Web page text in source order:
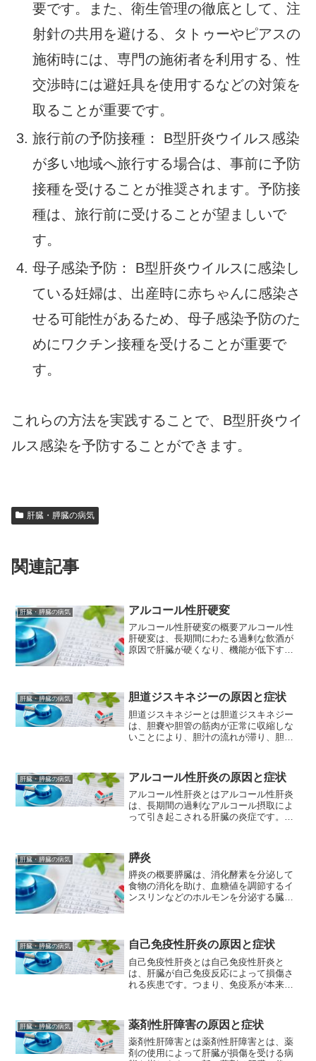
要です。また、衛生管理の徹底として、注
射針の共用を避ける、タトゥーやピアスの
施術時には、専門の施術者を利用する、性
交渉時には避妊具を使用するなどの対策を
取ることが重要です。
旅行前の予防接種： B型肝炎ウイルス感染
が多い地域へ旅行する場合は、事前に予防
接種を受けることが推奨されます。予防接
種は、旅行前に受けることが望ましいで
す。
母子感染予防： B型肝炎ウイルスに感染し
ている妊婦は、出産時に赤ちゃんに感染さ
せる可能性があるため、母子感染予防のた
めにワクチン接種を受けることが重要で
す。
これらの方法を実践することで、B型肝炎ウイ
ルス感染を予防することができます。
肝臓・膵臓の病気
関連記事
肝臓・膵臓の病気 アルコール性肝硬変
アルコール性肝硬変の概要アルコール性
肝硬変は、長期間にわたる過剰な飲酒が
原因で肝臓が硬くなり、機能が低下する
きな負担をかけ、最終的に...
肝臓・膵臓の病気 胆道ジスキネジーの原因と症状
胆道ジスキネジーとは胆道ジスキネジー
は、胆嚢や胆管の筋肉が正常に収縮しな
いことにより、胆汁の流れが滞り、胆石
筋肉が収縮しない原因として、ストレス
や自律神経の異常、運動不...
肝臓・膵臓の病気 アルコール性肝炎の原因と症状
アルコール性肝炎とはアルコール性肝炎
は、長期間の過剰なアルコール摂取によ
って引き起こされる肝臓の炎症です。ア
ますが、長期間にわたる過剰な摂取によ
って肝臓の細胞が損傷を受...
肝臓・膵臓の病気 膵炎
膵炎の概要膵臓は、消化酵素を分泌して
食物の消化を助け、血糖値を調節するイ
ンスリンなどのホルモンを分泌する臓器
アルコール: 最も一般...
肝臓・膵臓の病気 自己免疫性肝炎の原因と症状
自己免疫性肝炎とは自己免疫性肝炎と
は、肝臓が自己免疫反応によって損傷さ
れる疾患です。つまり、免疫系が本来攻
生じ、肝臓細胞が壊死することがありま
す。自己免疫性肝炎は、原因...
肝臓・膵臓の病気 薬剤性肝障害の原因と症状
薬剤性肝障害とは薬剤性肝障害とは、薬
剤の使用によって肝臓が損傷を受ける病